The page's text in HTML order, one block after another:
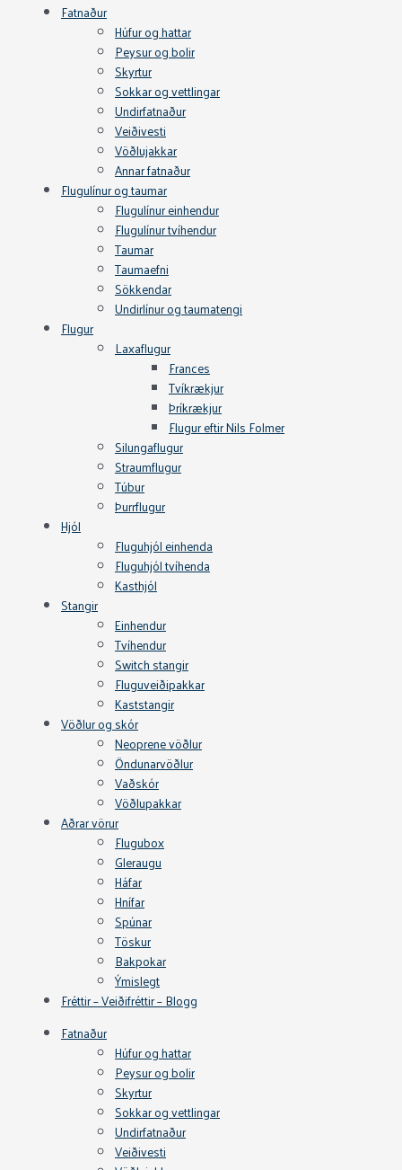
Fatnaður
Húfur og hattar
Peysur og bolir
Skyrtur
Sokkar og vettlingar
Undirfatnaður
Veiðivesti
Vöðlujakkar
Annar fatnaður
Flugulínur og taumar
Flugulínur einhendur
Flugulínur tvíhendur
Taumar
Taumaefni
Sökkendar
Undirlínur og taumatengi
Flugur
Laxaflugur
Frances
Tvíkrækjur
Þríkrækjur
Flugur eftir Nils Folmer
Silungaflugur
Straumflugur
Túbur
Þurrflugur
Hjól
Fluguhjól einhenda
Fluguhjól tvíhenda
Kasthjól
Stangir
Einhendur
Tvíhendur
Switch stangir
Fluguveiðipakkar
Kaststangir
Vöðlur og skór
Neoprene vöðlur
Öndunarvöðlur
Vaðskór
Vöðlupakkar
Aðrar vörur
Flugubox
Gleraugu
Háfar
Hnífar
Spúnar
Töskur
Bakpokar
Ýmislegt
Fréttir – Veiðifréttir – Blogg
Fatnaður
Húfur og hattar
Peysur og bolir
Skyrtur
Sokkar og vettlingar
Undirfatnaður
Veiðivesti